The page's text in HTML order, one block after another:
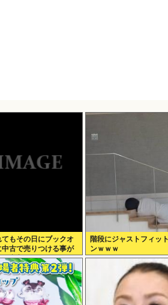
もその日にブックオ
古で売りつける事が
に突入
階段にジャストフィッ
ンｗｗｗ